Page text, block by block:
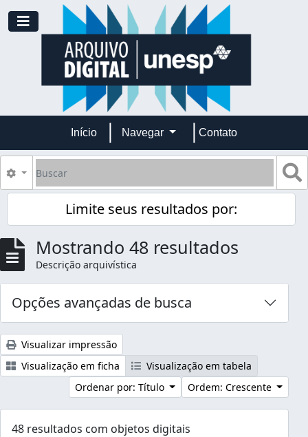
Skip to main content
Toggle navigation
Início Navegar Contato
Buscar
Opções de busca
Limite seus resultados por:
Mostrando 48 resultados
Descrição arquivística
Opções avançadas de busca
Visualizar impressão
Visualização em ficha
Visualização em tabela
Ordenar por: Título
Ordem: Crescente
48 resultados com objetos digitais